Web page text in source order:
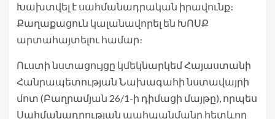
Խախտվել է սահմանադրական իրավունք։
Քաղաքացուն կալանավորել են ԽՈՍՔ
արտահայտելու համար։
Ուստի նստացույցը կմեկնարկեմ Հայաստանի
Հանրապետության Նախագահի նստավայրի
մոտ (Բաղրամյան 26/1-ի դիմացի մայթը), որպես
Սահմանադրության պահպանմանը հետևող